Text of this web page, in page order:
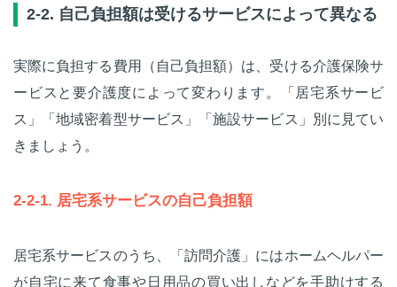
2-2. 自己負担額は受けるサービスによって異なる
実際に負担する費用（自己負担額）は、受ける介護保険サ
ービスと要介護度によって変わります。「居宅系サービ
ス」「地域密着型サービス」「施設サービス」別に見てい
きましょう。
2-2-1. 居宅系サービスの自己負担額
居宅系サービスのうち、「訪問介護」にはホームヘルパー
が自宅に来て食事や日用品の買い出しなどを手助けする